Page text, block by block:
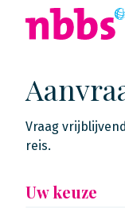
Vraag
reis.
Uw keuze